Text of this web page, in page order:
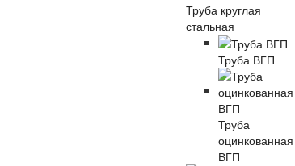
Труба круглая
стальная
Труба ВГП
Труба
оцинкованная
ВГП